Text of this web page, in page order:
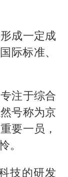
成一定成
际标准、
注于综合
号称为京
要一员，
。
技的研发